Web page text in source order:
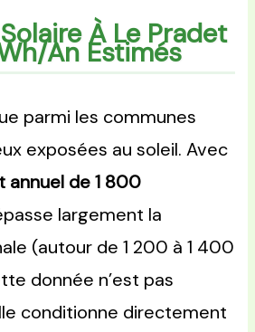
À Le Pradet
an Estimés
parmi les communes
exposées au soleil. Avec
annuel de 1 800
largement la
(autour de 1 200 à 1 400
donnée n’est pas
conditionne directement